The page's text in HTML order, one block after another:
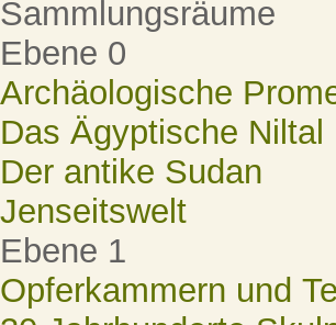
Sammlungsräume
Ebene 0
Archäologische
Das Ägyptische Niltal
Der antike Sudan
Jenseitswelt
Ebene 1
Opferkammern und